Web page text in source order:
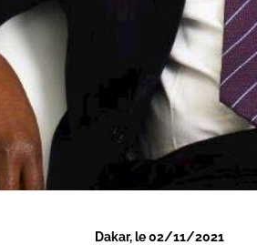
Dakar, le 02/11/2021